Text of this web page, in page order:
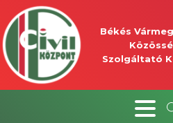
Békés
Szolgáltató